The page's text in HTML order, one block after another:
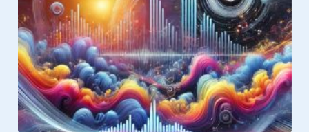
Meta Quest 4 laat zien dat
volwassen wordt